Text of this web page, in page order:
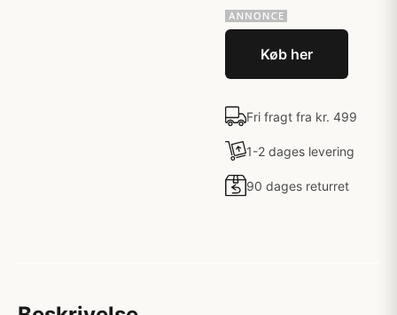
Køb her
Fri fragt fra kr. 499
1-2 dages levering
90 dages returret